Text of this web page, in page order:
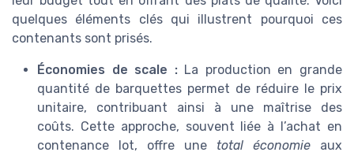
quelques éléments clés qui illustrent pourquoi ces
contenants sont prisés.
Économies de scale :La production en grande
quantité de barquettes permet de réduire le prix
unitaire, contribuant ainsi à une maîtrise des
coûts. Cette approche, souvent liée à l’achat en
contenance lot, offre une total économie aux